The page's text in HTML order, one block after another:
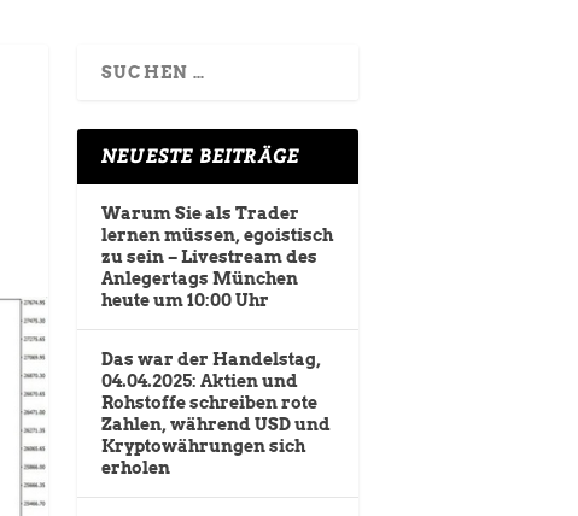
NEUESTE BEITRÄGE
Warum Sie als Trader
lernen müssen, egoistisch
zu sein – Livestream des
Anlegertags München
heute um 10:00 Uhr
Das war der Handelstag,
04.04.2025: Aktien und
Rohstoffe schreiben rote
Zahlen, während USD und
Kryptowährungen sich
erholen